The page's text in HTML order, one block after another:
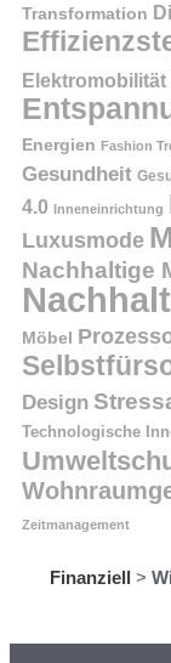
Transformation
Elektromobilität
Energien Fashion
Gesundheit
4.0 Inneneinrichtung
Luxusmode
Nachhaltige
Möbel
Design
Technologische
Zeitmanagement
Finanziell >